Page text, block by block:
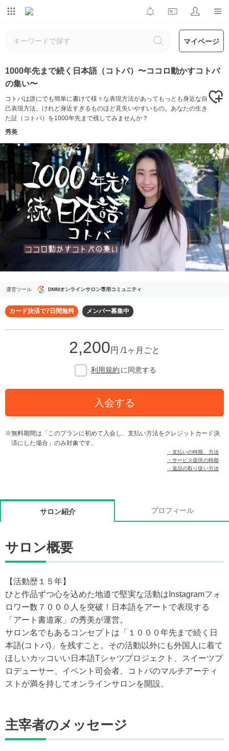
マイページ
1000年先まで続く日本語（コトバ）〜ココロ動かすコトバ
の集い〜
コトバは誰にでも簡単に書けて様々な表現方法があってもっとも身近な自
己表現方法。けれど身近すぎるものほど見失いやすいもの。あなたの生き
た証（コトバ）を1000年先まで残してみませんか？
秀美
運営ツール DMMオンラインサロン専用コミュニティ
メンバー募集中
カード決済で7日間無料
2,200円 /1ヶ月ごと
利用規約 に同意する
入会する
無料期間は「このプランに初めて入会し、支払い方法をクレジットカード決
済にした場合」のみ対象です。
・支払いの時期、方法
・サービス提供の時期
・返品の取り扱い方法
サロン紹介 プロフィール
サロン概要
【活動歴１５年】
ひと作品ずつ心を込めた地道で堅実な活動はInstagramフォ
ロワー数７０００人を突破！日本語をアートで表現する
「アート書道家」の秀美が運営。
サロン名でもあるコンセプトは「１０００年先まで続く日
本語(コトバ)」を残すこと。その活動以外にも外国人に着て
ほしいカッコいい日本語Tシャツプロジェクト、スイーツプ
ロデューサー、イベント司会者、コトバのマルチアーティ
ストが満を持してオンラインサロンを開設。
主宰者のメッセージ